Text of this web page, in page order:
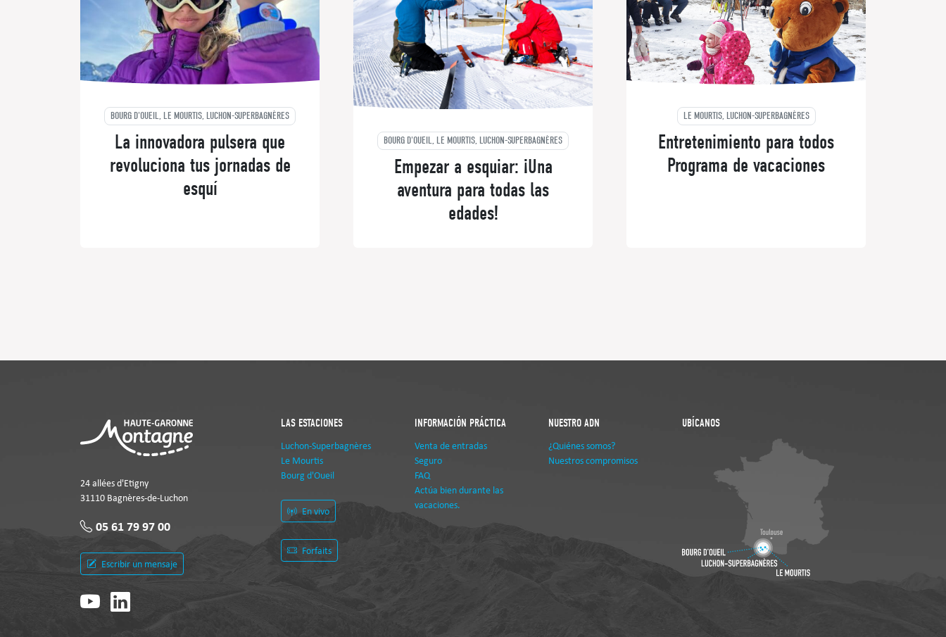
BOURG D'OUEIL, LE MOURTIS, LUCHON-SUPERBAGNÈRES
La innovadora pulsera que
revoluciona tus jornadas de
esquí
BOURG D'OUEIL, LE MOURTIS, LUCHON-SUPERBAGNÈRES
Empezar a esquiar: ¡Una
aventura para todas las
edades!
LE MOURTIS, LUCHON-SUPERBAGNÈRES
Entretenimiento para todos
Programa de vacaciones
24 allées d'Etigny
31110 Bagnères-de-Luchon
05 61 79 97 00
Escribir un mensaje
LAS ESTACIONES
Luchon-Superbagnères
Le Mourtis
Bourg d'Oueil
En vivo
Forfaits
INFORMACIÓN PRÁCTICA
Venta de entradas
Seguro
FAQ
Actúa bien durante las
vacaciones.
NUESTRO ADN
¿Quiénes somos?
Nuestros compromisos
UBÍCANOS